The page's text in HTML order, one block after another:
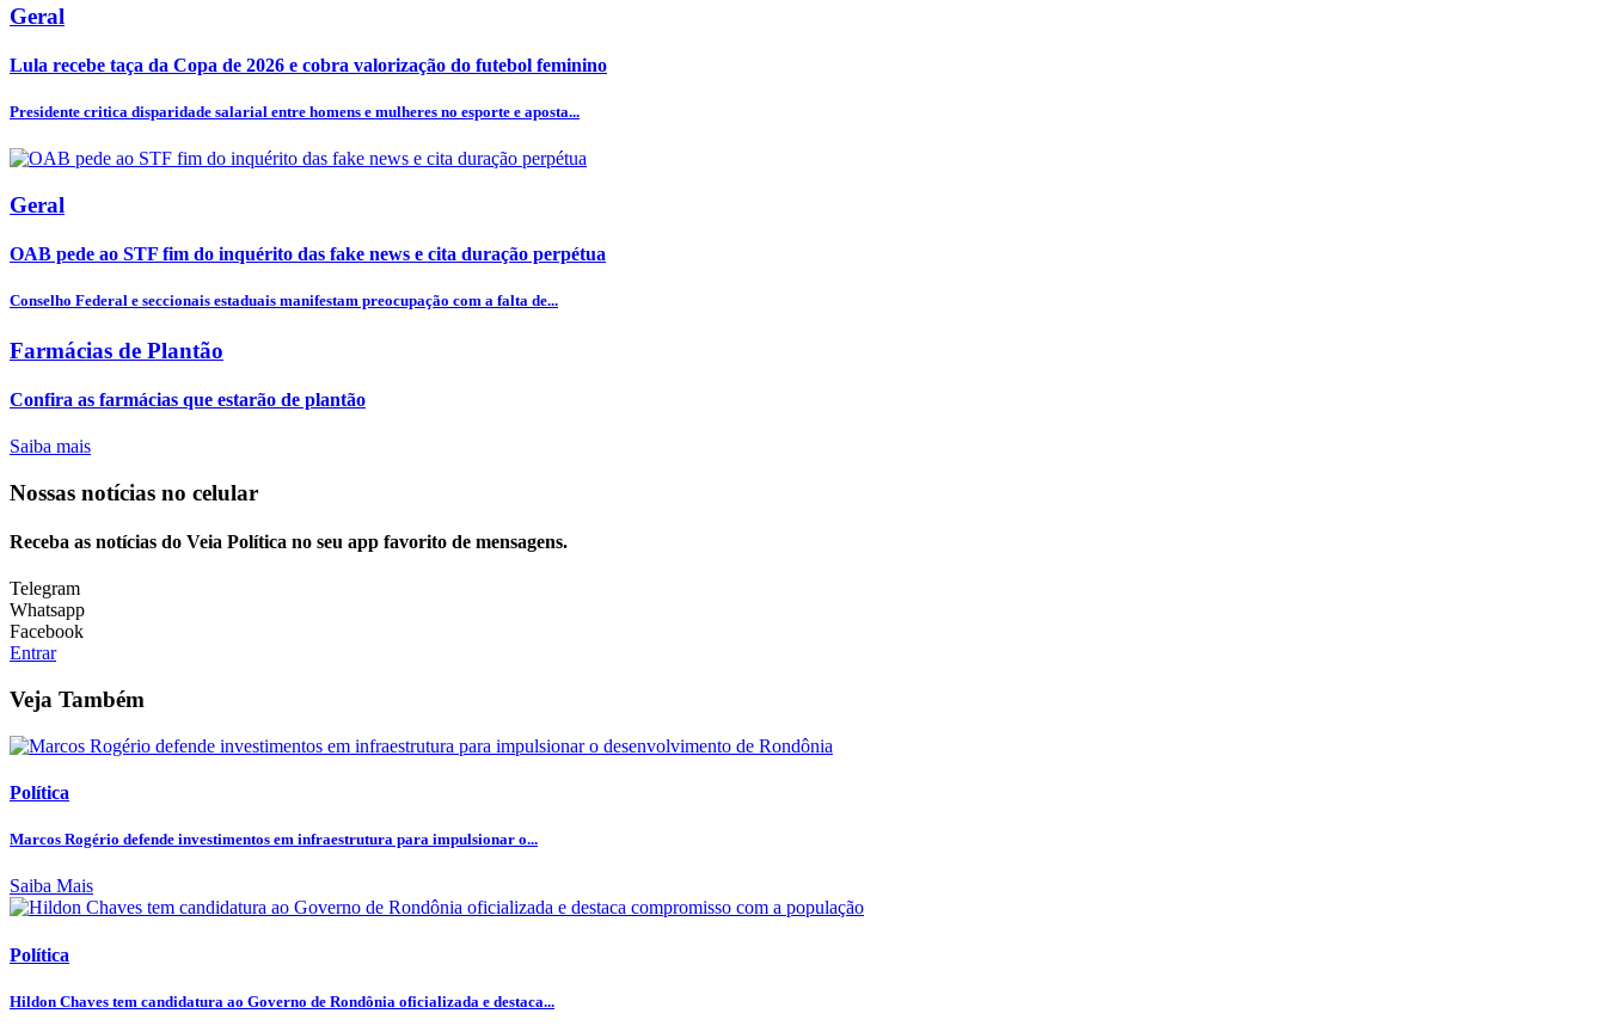
Geral
Lula recebe taça da Copa de 2026 e cobra valorização do futebol feminino
Presidente critica disparidade salarial entre homens e mulheres no esporte e aposta...
Geral
OAB pede ao STF fim do inquérito das fake news e cita duração perpétua
Conselho Federal e seccionais estaduais manifestam preocupação com a falta de...
Farmácias de Plantão
Confira as farmácias que estarão de plantão
Saiba mais
Nossas notícias no celular
Receba as notícias do Veia Política no seu app favorito de mensagens.
Telegram
Whatsapp
Facebook
Entrar
Veja Também
Política
Marcos Rogério defende investimentos em infraestrutura para impulsionar o...
Saiba Mais
Política
Hildon Chaves tem candidatura ao Governo de Rondônia oficializada e destaca...